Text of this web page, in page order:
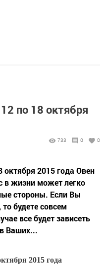
по 18 октября
733 0 0
октября 2015 года Овен
в жизни может легко
стороны. Если Вы
то будете совсем
все будет зависеть
Ваших...
2015 года